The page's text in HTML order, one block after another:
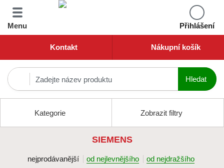
Menu Přihlášení
Kontakt Nákupní košík
Kategorie Zobrazit filtry
SIEMENS
nejprodávanější od nejlevnějšího od nejdražšího